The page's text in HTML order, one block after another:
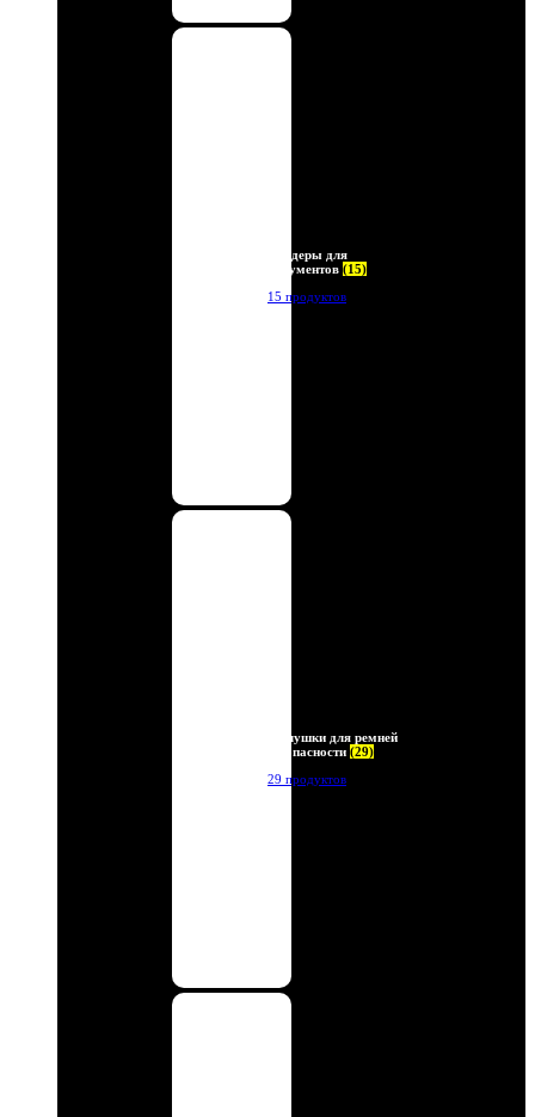
Холдеры для
документов (15)
15 продуктов
Заглушки для ремней
безопасности (29)
29 продуктов